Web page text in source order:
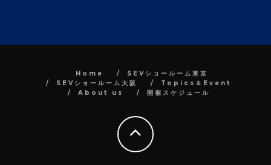
Home
SEVショールーム東京
SEVショールーム大阪
Topics＆Event
About us
開催スケジュール